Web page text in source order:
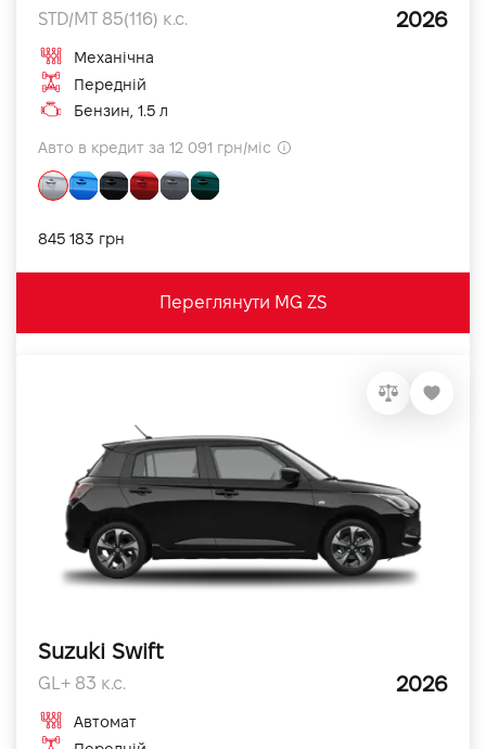
STD/MT 85(116) к.с. 2026
Механічна
Передній
Бензин, 1.5 л
Авто в кредит за 12 091 грн/міс
845 183 грн
Переглянути MG ZS
Suzuki Swift
GL+ 83 к.с. 2026
Автомат